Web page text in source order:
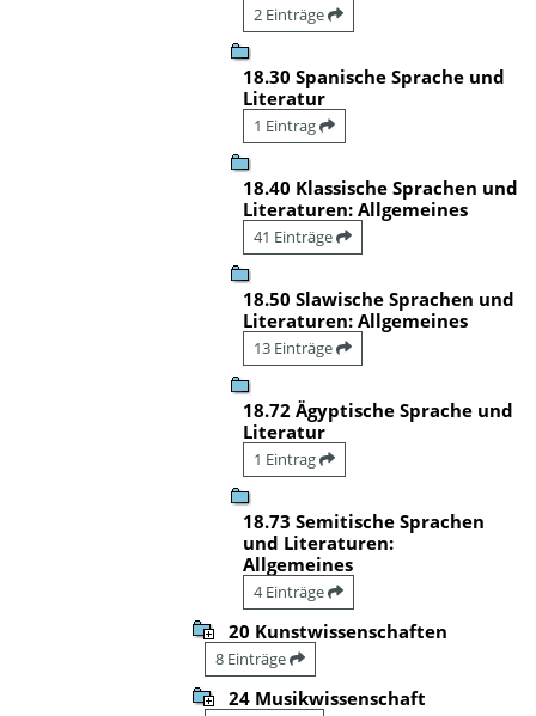
2 Einträge
18.30 Spanische Sprache und
Literatur
1 Eintrag
18.40 Klassische Sprachen und
Literaturen: Allgemeines
41 Einträge
18.50 Slawische Sprachen und
Literaturen: Allgemeines
13 Einträge
18.72 Ägyptische Sprache und
Literatur
1 Eintrag
18.73 Semitische Sprachen
und Literaturen:
Allgemeines
4 Einträge
20 Kunstwissenschaften
8 Einträge
24 Musikwissenschaft